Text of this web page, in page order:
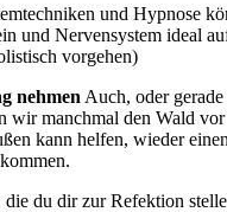
und Hypnose
und Nervensystem ideal
vorgehen)
nehmen Auch, oder
wir manchmal den Wald
kann helfen, wieder
die du dir zur Refektion